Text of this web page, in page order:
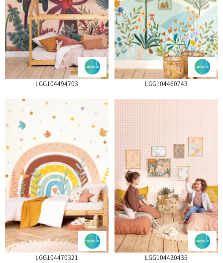
LGG104494703 LGG104460743
LGG104470321 LGG104420435